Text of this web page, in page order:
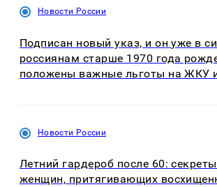
Новости России
Подписан новый указ, и он уже в
россиянам старше 1970 года
положены важные льготы на ЖКУ
Новости России
Летний гардероб после 60:
женщин, притягивающих